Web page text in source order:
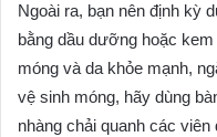
Ngoài ra, bạn nên định kỳ
bằng dầu dưỡng hoặc
móng và da khỏe mạnh,
vệ sinh móng, hãy dùng
nhàng chải quanh các